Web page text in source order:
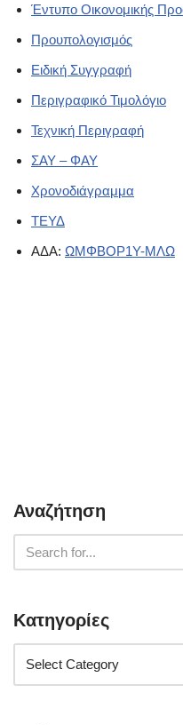
Έντυπο Οικονομικής
Προυπολογισμός
Ειδική Συγγραφή
Περιγραφικό Τιμολόγιο
Τεχνική Περιγραφή
ΣΑΥ – ΦΑΥ
Χρονοδιάγραμμα
ΤΕΥΔ
ΑΔΑ: ΩΜΦΒΟΡ1Υ-ΜΛΩ
Αναζήτηση
Κατηγορίες